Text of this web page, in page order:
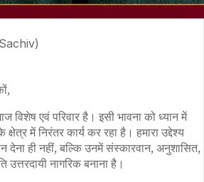
विशेष एवं परिवार है। इसी भावना को ध्यान में
में निरंतर कार्य कर रहा है। हमारा उद्देश्य
देना ही नहीं, बल्कि उनमें संस्कारवान, अनुशासित,
नागरिक बनाना है।